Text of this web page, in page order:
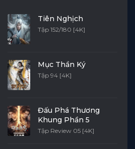
Tiên Nghịch
Tập 152/180 [4K]
Mục Thần Ký
Tập 94 [4K]
Đấu Phá Thương
Khung Phần 5
Tập Review 05 [4K]